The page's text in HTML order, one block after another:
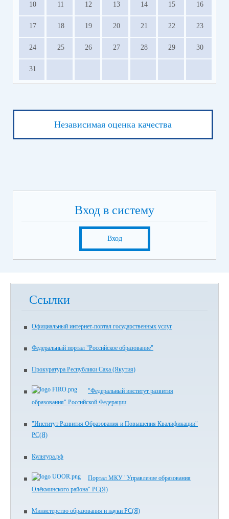
10 11 12 13 14 15 16
17 18 19 20 21 22 23
24 25 26 27 28 29 30
31
Независимая оценка качества
Вход в систему
Вход
Ссылки
Официальный интернет-портал государственных услуг
Федеральный портал "Российское образование"
Прокуратура Республики Саха (Якутия)
"Федеральный институт развития
образования" Российской Федерации
"Институт Развития Образования и Повышения Квалификации"
РС(Я)
Культура.рф
Портал МКУ "Управление образования
Олёкминского района" РС(Я)
Министерство образования и науки РС(Я)